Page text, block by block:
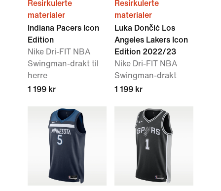
Resirkulerte
materialer
Indiana Pacers Icon
Edition
Nike Dri-FIT NBA
Swingman-drakt til
herre
1 199 kr
Resirkulerte
materialer
Luka Dončić Los
Angeles Lakers Icon
Edition 2022/23
Nike Dri-FIT NBA
Swingman-drakt
1 199 kr